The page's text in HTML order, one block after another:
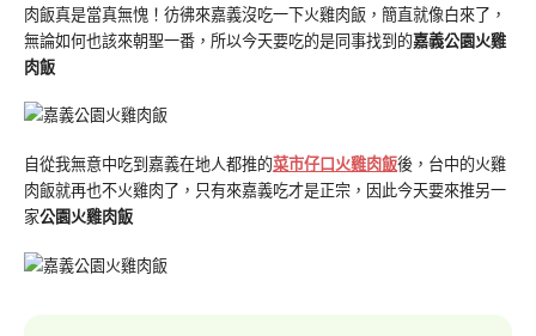
肉飯真是當真無愧！彷彿來嘉義沒吃一下火雞肉飯，簡直就像白來了，
無論如何也該來朝聖一番，所以今天要吃的是同事找到的嘉義公園火雞
肉飯
自從我無意中吃到嘉義在地人都推的菜市仔口火雞肉飯後，台中的火雞
肉飯就再也不火雞肉了，只有來嘉義吃才是正宗，因此今天要來推另一
家公園火雞肉飯